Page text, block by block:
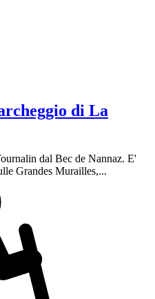
di La
dal Bec de Nannaz. E'
Grandes Murailles,...